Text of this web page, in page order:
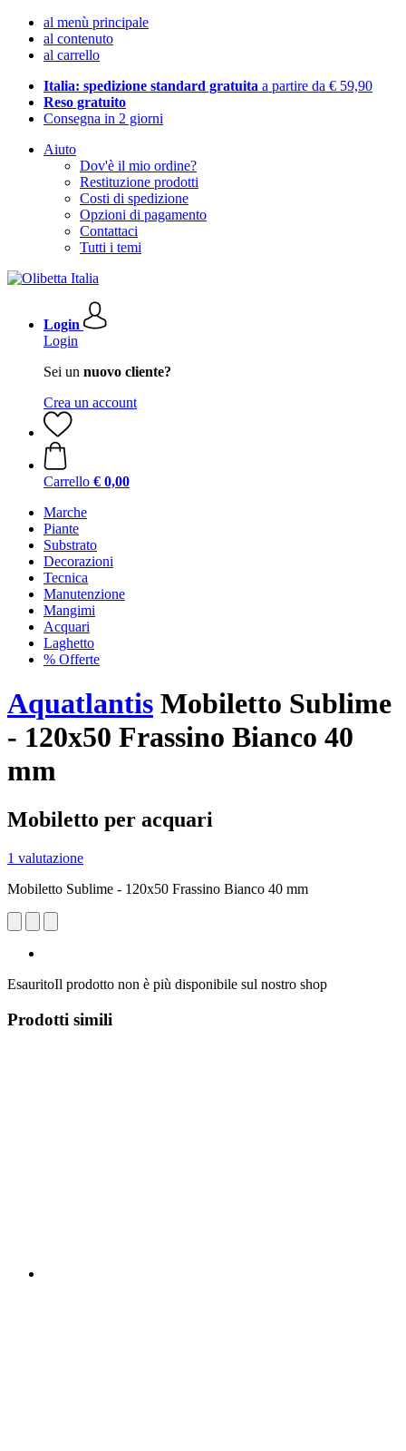
al menù principale
al contenuto
al carrello
Italia: spedizione standard gratuita a partire da € 59,90
Reso gratuito
Consegna in 2 giorni
Aiuto
Dov'è il mio ordine?
Restituzione prodotti
Costi di spedizione
Opzioni di pagamento
Contattaci
Tutti i temi
Login
Login
Sei un nuovo cliente?
Crea un account
Carrello € 0,00
Marche
Piante
Substrato
Decorazioni
Tecnica
Manutenzione
Mangimi
Acquari
Laghetto
% Offerte
Aquatlantis Mobiletto Sublime
- 120x50 Frassino Bianco 40
mm
Mobiletto per acquari
1 valutazione
Mobiletto Sublime - 120x50 Frassino Bianco 40 mm
EsauritoIl prodotto non è più disponibile sul nostro shop
Prodotti simili